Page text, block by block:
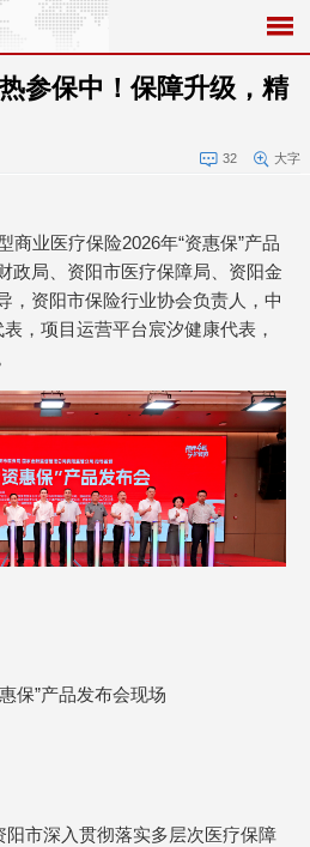
参保中！保障升级，精
32 大字
商业医疗保险2026年“资惠保”产品
政局、资阳市医疗保障局、资阳金
，资阳市保险行业协会负责人，中
，项目运营平台宸汐健康代表，
保”产品发布会现场
阳市深入贯彻落实多层次医疗保障